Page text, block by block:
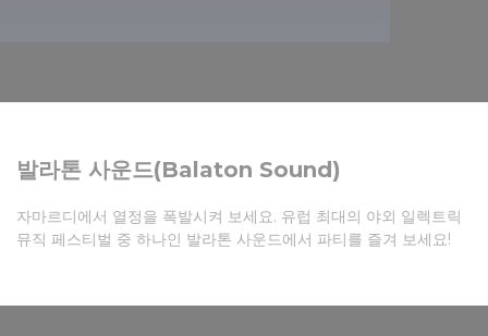
발라톤 사운드(Balaton Sound)
자마르디에서 열정을 폭발시켜 보세요. 유럽 최대의 야외 일렉트릭
뮤직 페스티벌 중 하나인 발라톤 사운드에서 파티를 즐겨 보세요!